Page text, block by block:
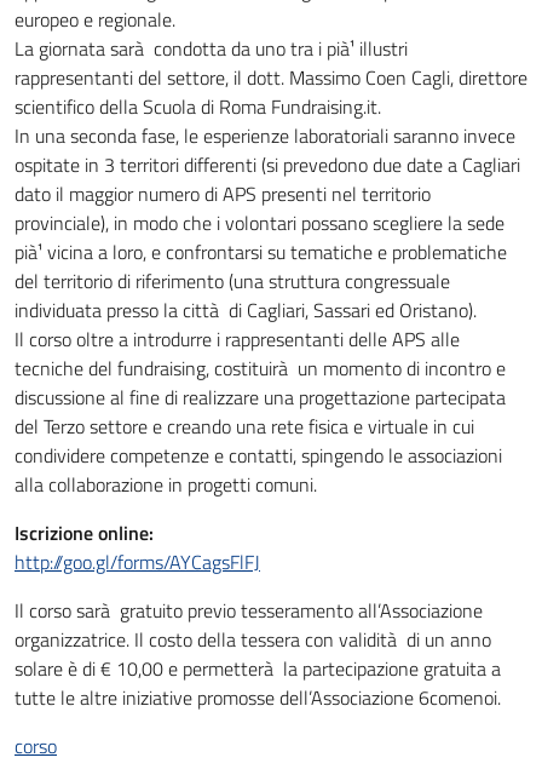
europeo e regionale.
La giornata sarà condotta da uno tra i pià¹ illustri
rappresentanti del settore, il dott. Massimo Coen Cagli, direttore
scientifico della Scuola di Roma Fundraising.it.
In una seconda fase, le esperienze laboratoriali saranno invece
ospitate in 3 territori differenti (si prevedono due date a Cagliari
dato il maggior numero di APS presenti nel territorio
provinciale), in modo che i volontari possano scegliere la sede
pià¹ vicina a loro, e confrontarsi su tematiche e problematiche
del territorio di riferimento (una struttura congressuale
individuata presso la città di Cagliari, Sassari ed Oristano).
Il corso oltre a introdurre i rappresentanti delle APS alle
tecniche del fundraising, costituirà un momento di incontro e
discussione al fine di realizzare una progettazione partecipata
del Terzo settore e creando una rete fisica e virtuale in cui
condividere competenze e contatti, spingendo le associazioni
alla collaborazione in progetti comuni.
Iscrizione online:
http://goo.gl/forms/AYCagsFlFJ
Il corso sarà gratuito previo tesseramento all’Associazione
organizzatrice. Il costo della tessera con validità di un anno
solare è di € 10,00 e permetterà la partecipazione gratuita a
tutte le altre iniziative promosse dell’Associazione 6comenoi.
corso